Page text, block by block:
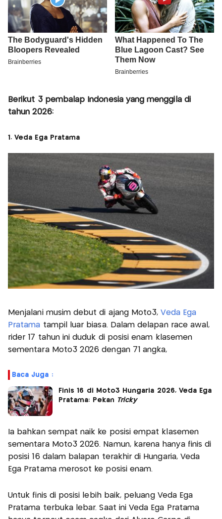
Berikut 3 pembalap Indonesia yang menggila di
tahun 2026:
1. Veda Ega Pratama
Menjalani musim debut di ajang Moto3,Veda Ega
Pratama tampil luar biasa. Dalam delapan race awal,
rider 17 tahun ini duduk di posisi enam klasemen
sementara Moto3 2026 dengan 71 angka,
Baca Juga :
Finis 16 di Moto3 Hungaria 2026, Veda Ega
Pratama: Pekan Tricky
Ia bahkan sempat naik ke posisi empat klasemen
sementara Moto3 2026. Namun, karena hanya finis di
posisi 16 dalam balapan terakhir di Hungaria, Veda
Ega Pratama merosot ke posisi enam.
Untuk finis di posisi lebih baik, peluang Veda Ega
Pratama terbuka lebar. Saat ini Veda Ega Pratama